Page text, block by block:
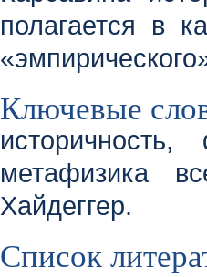
полагается в
Ключевые
метафизика
Хайдеггер.
Список